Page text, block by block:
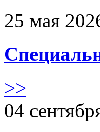
25 мая
>>
04